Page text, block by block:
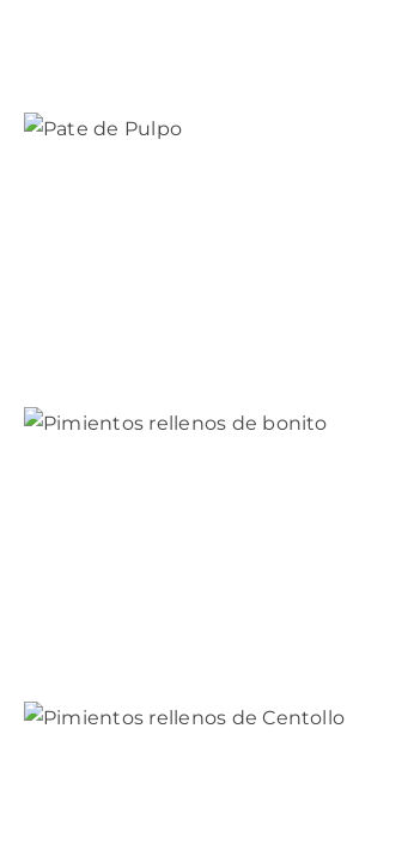
CARRITO
AÑADIR AL CARRITO
AÑADIR AL CARRITO
/